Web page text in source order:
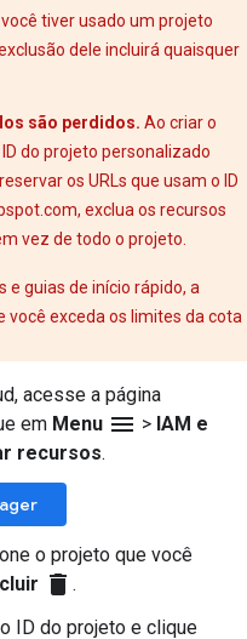
tiver usado um projeto
dele incluirá quaisquer
são perdidos. Ao criar o
do projeto personalizado
os URLs que usam o ID
exclua os recursos
vez de todo o projeto.
e guias de início rápido, a
exceda os limites da cota
acesse a página
em Menu menu > IAM e
recursos.
o projeto que você
delete .
ID do projeto e clique